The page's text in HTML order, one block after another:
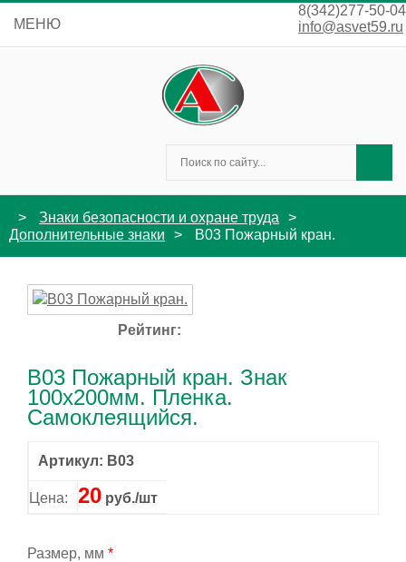
МЕНЮ
8(342)277-50-04
info@asvet59.ru
Знаки безопасности и охране труда
Дополнительные знаки
B03 Пожарный кран.
Рейтинг:
B03 Пожарный кран. Знак
100x200мм. Пленка.
Самоклеящийся.
Артикул: B03
Цена: 20 руб./шт
Размер, мм